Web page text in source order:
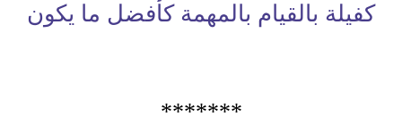
كفيلة بالقيام بالمهمة كأفضل ما يكون
*******